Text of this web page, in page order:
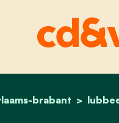
home
brabant nee